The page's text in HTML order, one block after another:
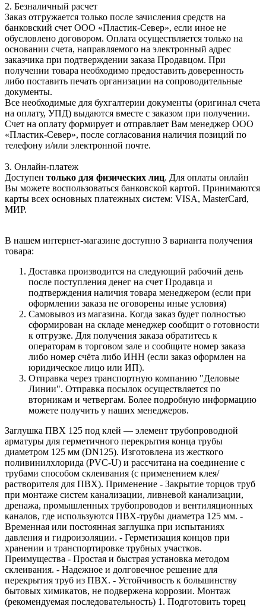
2. Безналичный расчет
Заказ отгружается только после зачисления средств на
банковский счет ООО «Пластик-Север», если иное не
обусловлено договором. Оплата осуществляется только на
основании счета, направляемого на электронный адрес
заказчика при подтверждении заказа Продавцом. При
получении товара необходимо предоставить доверенность
либо поставить печать организации на сопроводительные
документы.
Все необходимые для бухгалтерии документы (оригинал счета
на оплату, УПД) выдаются вместе с заказом при получении.
Счет на оплату формирует и отправляет Вам менеджер ООО
«Пластик-Север», после согласования наличия позиций по
телефону и/или электронной почте.
3. Онлайн-платеж
Доступен только для физических лиц. Для оплаты онлайн
Вы можете воспользоваться банковской картой. Принимаются
карты всех основных платежных систем: VISA, MasterCard,
МИР.
В нашем интернет-магазине доступно 3 варианта получения
товара:
Доставка производится на следующий рабочий день
после поступления денег на счет Продавца и
подтверждения наличия товара менеджером (если при
оформлении заказа не оговорены иные условия)
Самовывоз из магазина. Когда заказ будет полностью
сформирован на складе менеджер сообщит о готовности
к отгрузке. Для получения заказа обратитесь к
операторам в торговом зале и сообщите номер заказа
либо номер счёта либо ИНН (если заказ оформлен на
юридическое лицо или ИП).
Отправка через транспортную компанию "Деловые
Линии". Отправка посылок осуществляется по
вторникам и четвергам. Более подробную информацию
можете получить у наших менеджеров.
Заглушка ПВХ 125 под клей — элемент трубопроводной
арматуры для герметичного перекрытия конца трубы
диаметром 125 мм (DN125). Изготовлена из жесткого
поливинилхлорида (PVC-U) и рассчитана на соединение с
трубами способом склеивания (с применением клея/
растворителя для ПВХ). Применение - Закрытие торцов труб
при монтаже систем канализации, ливневой канализации,
дренажа, промышленных трубопроводов и вентиляционных
каналов, где используются ПВХ-трубы диаметра 125 мм. -
Временная или постоянная заглушка при испытаниях
давления и гидроизоляции. - Герметизация концов при
хранении и транспортировке трубных участков.
Преимущества - Простая и быстрая установка методом
склеивания. - Надежное и долговечное решение для
перекрытия труб из ПВХ. - Устойчивость к большинству
бытовых химикатов, не подвержена коррозии. Монтаж
(рекомендуемая последовательность) 1. Подготовить торец